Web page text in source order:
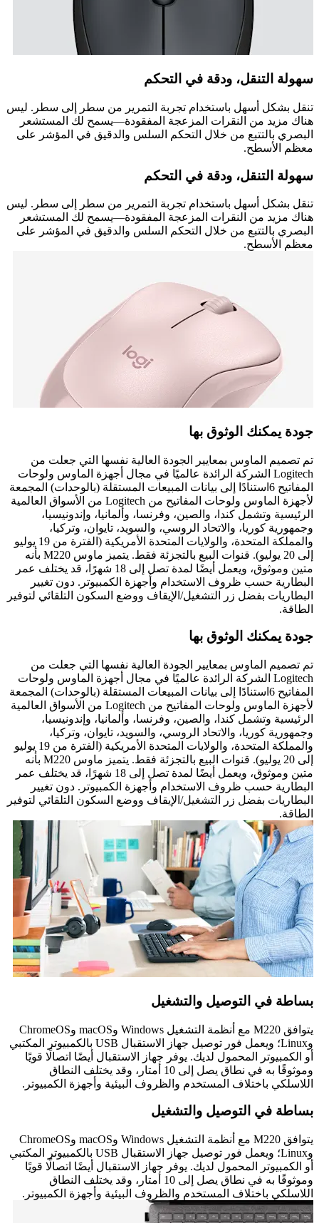
سهولة التنقل، ودقة في التحكم
تنقل بشكل أسهل باستخدام تجربة التمرير من سطر إلى سطر. ليس
هناك مزيد من النقرات المزعجة المفقودة—يسمح لك المستشعر
البصري بالتتبع من خلال التحكم السلس والدقيق في المؤشر على
معظم الأسطح.
سهولة التنقل، ودقة في التحكم
تنقل بشكل أسهل باستخدام تجربة التمرير من سطر إلى سطر. ليس
هناك مزيد من النقرات المزعجة المفقودة—يسمح لك المستشعر
البصري بالتتبع من خلال التحكم السلس والدقيق في المؤشر على
معظم الأسطح.
جودة يمكنك الوثوق بها
تم تصميم الماوس بمعايير الجودة العالية نفسها التي جعلت من
Logitech الشركة الرائدة عالميًا في مجال أجهزة الماوس ولوحات
المفاتيح 6استنادًا إلى بيانات المبيعات المستقلة (بالوحدات) المجمعة
لأجهزة الماوس ولوحات المفاتيح من Logitech من الأسواق العالمية
الرئيسية وتشمل كندا، والصين، وفرنسا، وألمانيا، وإندونيسيا،
وجمهورية كوريا، والاتحاد الروسي، والسويد، تايوان، وتركيا،
والمملكة المتحدة، والولايات المتحدة الأمريكية (الفترة من 19 يوليو
إلى 20 يوليو). قنوات البيع بالتجزئة فقط. يتميز ماوس M220 بأنه
متين وموثوق، ويعمل أيضًا لمدة تصل إلى 18 شهرًا، قد يختلف عمر
البطارية حسب ظروف الاستخدام وأجهزة الكمبيوتر. دون تغيير
البطاريات بفضل زر التشغيل/الإيقاف ووضع السكون التلقائي لتوفير
الطاقة.
جودة يمكنك الوثوق بها
تم تصميم الماوس بمعايير الجودة العالية نفسها التي جعلت من
Logitech الشركة الرائدة عالميًا في مجال أجهزة الماوس ولوحات
المفاتيح 6استنادًا إلى بيانات المبيعات المستقلة (بالوحدات) المجمعة
لأجهزة الماوس ولوحات المفاتيح من Logitech من الأسواق العالمية
الرئيسية وتشمل كندا، والصين، وفرنسا، وألمانيا، وإندونيسيا،
وجمهورية كوريا، والاتحاد الروسي، والسويد، تايوان، وتركيا،
والمملكة المتحدة، والولايات المتحدة الأمريكية (الفترة من 19 يوليو
إلى 20 يوليو). قنوات البيع بالتجزئة فقط. يتميز ماوس M220 بأنه
متين وموثوق، ويعمل أيضًا لمدة تصل إلى 18 شهرًا، قد يختلف عمر
البطارية حسب ظروف الاستخدام وأجهزة الكمبيوتر. دون تغيير
البطاريات بفضل زر التشغيل/الإيقاف ووضع السكون التلقائي لتوفير
الطاقة.
بساطة في التوصيل والتشغيل
يتوافق M220 مع أنظمة التشغيل Windows وmacOS وChromeOS
وLinux؛ ويعمل فور توصيل جهاز الاستقبال USB بالكمبيوتر المكتبي
أو الكمبيوتر المحمول لديك. يوفر جهاز الاستقبال أيضًا اتصالًا قويًا
وموثوقًا به في نطاق يصل إلى 10 أمتار، وقد يختلف النطاق
اللاسلكي باختلاف المستخدم والظروف البيئية وأجهزة الكمبيوتر.
بساطة في التوصيل والتشغيل
يتوافق M220 مع أنظمة التشغيل Windows وmacOS وChromeOS
وLinux؛ ويعمل فور توصيل جهاز الاستقبال USB بالكمبيوتر المكتبي
أو الكمبيوتر المحمول لديك. يوفر جهاز الاستقبال أيضًا اتصالًا قويًا
وموثوقًا به في نطاق يصل إلى 10 أمتار، وقد يختلف النطاق
اللاسلكي باختلاف المستخدم والظروف البيئية وأجهزة الكمبيوتر.